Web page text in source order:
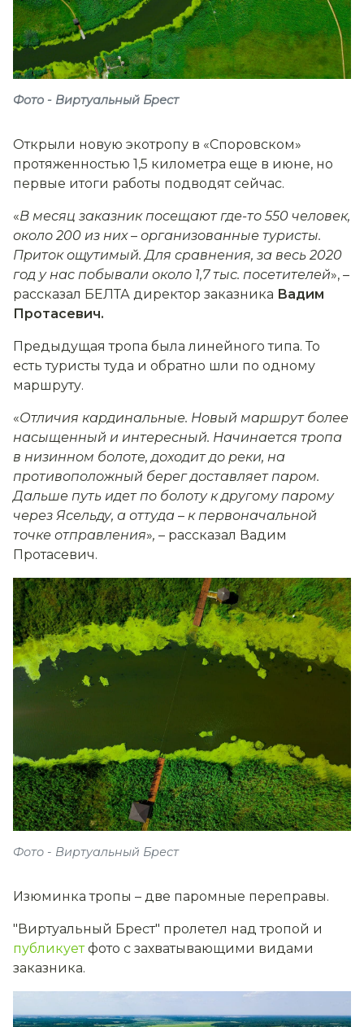
Фото - Виртуальный Брест
Открыли новую экотропу в «Споровском»
протяженностью 1,5 километра еще в июне, но
первые итоги работы подводят сейчас.
«В месяц заказник посещают где-то 550 человек,
около 200 из них– организованные туристы.
Приток ощутимый. Для сравнения, за весь 2020
год у нас побывали около 1,7 тыс. посетителей», –
рассказал БЕЛТА директор заказника Вадим
Протасевич.
Предыдущая тропа была линейного типа. То
есть туристы туда и обратно шли по одному
маршруту.
«Отличия кардинальные. Новый маршрут более
насыщенный и интересный. Начинается тропа
в низинном болоте, доходит до реки, на
противоположный берег доставляет паром.
Дальше путь идет по болоту к другому парому
через Ясельду, а оттуда – к первоначальной
точке отправления», – рассказал Вадим
Протасевич.
Фото - Виртуальный Брест
Изюминка тропы – две паромные переправы.
"Виртуальный Брест" пролетел над тропой и
публикуетфото с захватывающими видами
заказника.